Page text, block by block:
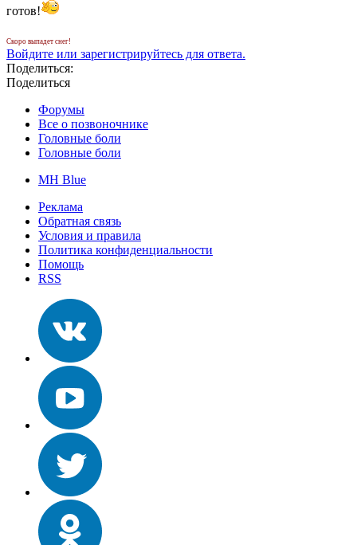
готов!
Скоро выпадет снег!
Войдите или зарегистрируйтесь для ответа.
Поделиться:
Поделиться
Форумы
Все о позвоночнике
Головные боли
Головные боли
MH Blue
Реклама
Обратная связь
Условия и правила
Политика конфиденциальности
Помощь
RSS